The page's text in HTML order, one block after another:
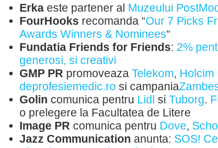
Erka este partener al Muzeului
FourHooks recomanda “Our 7 Picks
Awards Winners & Nominees“
Fundatia Friends for Friends: 2%
generosi, si creativi
GMP PR promoveaza Telekom, Holcim
deprofesiemedic.ro si campania
Golin comunica pentru Lidl si Tuborg.
o prelegere la Facultatea de Litere
Image PR comunica pentru Dove,
Jazz Communication anunta: SOS!